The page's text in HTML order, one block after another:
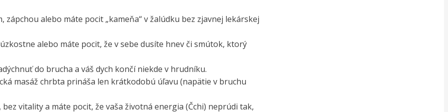
alebo máte pocit „kameňa“ v žalúdku bez zjavnej lekárskej
alebo máte pocit, že v sebe dusíte hnev či smútok, ktorý
do brucha a váš dych končí niekde v hrudníku.
masáž chrbta prináša len krátkodobú úľavu (napätie v bruchu
vitality a máte pocit, že vaša životná energia (Čchi) neprúdi tak,